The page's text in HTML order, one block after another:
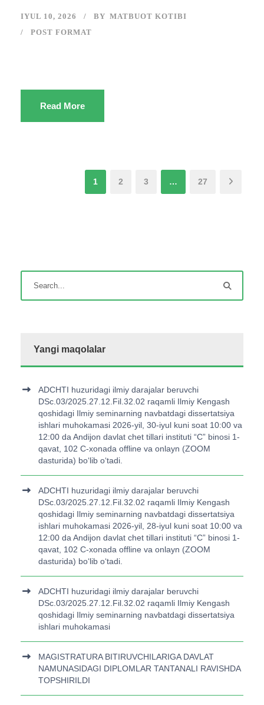
IYUL 10, 2026 BY MATBUOT KOTIBI
POST FORMAT
Read More
1 2 3 … 27
Yangi maqolalar
ADCHTI huzuridagi ilmiy darajalar beruvchi
DSc.03/2025.27.12.Fil.32.02 raqamli Ilmiy Kengash
qoshidagi Ilmiy seminarning navbatdagi dissertatsiya
ishlari muhokamasi 2026-yil, 30-iyul kuni soat 10:00 va
12:00 da Andijon davlat chet tillari instituti “C” binosi 1-
qavat, 102 C-xonada offline va onlayn (ZOOM
dasturida) bo‘lib o‘tadi.
ADCHTI huzuridagi ilmiy darajalar beruvchi
DSc.03/2025.27.12.Fil.32.02 raqamli Ilmiy Kengash
qoshidagi Ilmiy seminarning navbatdagi dissertatsiya
ishlari muhokamasi 2026-yil, 28-iyul kuni soat 10:00 va
12:00 da Andijon davlat chet tillari instituti “C” binosi 1-
qavat, 102 C-xonada offline va onlayn (ZOOM
dasturida) bo‘lib o‘tadi.
ADCHTI huzuridagi ilmiy darajalar beruvchi
DSc.03/2025.27.12.Fil.32.02 raqamli Ilmiy Kengash
qoshidagi Ilmiy seminarning navbatdagi dissertatsiya
ishlari muhokamasi
MAGISTRATURA BITIRUVCHILARIGA DAVLAT
NAMUNASIDAGI DIPLOMLAR TANTANALI RAVISHDA
TOPSHIRILDI